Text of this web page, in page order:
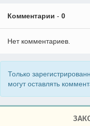
Комментарии - 0
Нет комментариев.
Только
могут оставлять